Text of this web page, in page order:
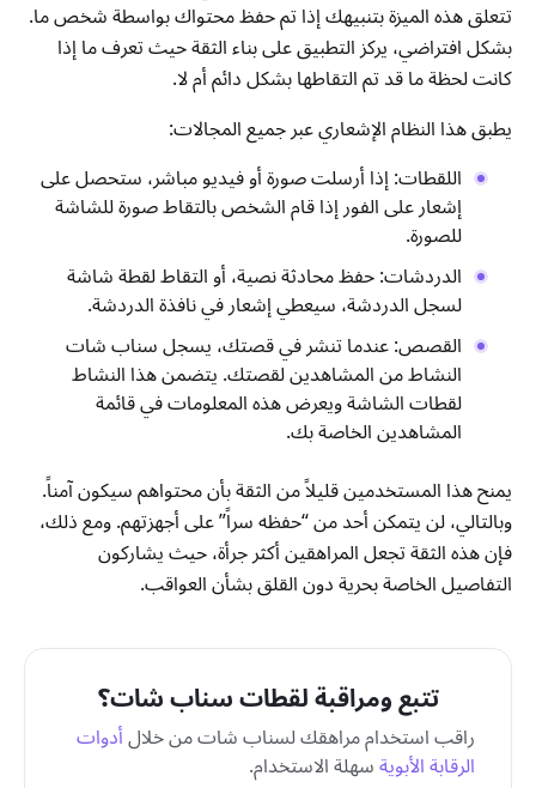
تتعلق هذه الميزة بتنبيهك إذا تم حفظ محتواك بواسطة شخص ما.
بشكل افتراضي، يركز التطبيق على بناء الثقة حيث تعرف ما إذا
كانت لحظة ما قد تم التقاطها بشكل دائم أم لا.
يطبق هذا النظام الإشعاري عبر جميع المجالات:
اللقطات: إذا أرسلت صورة أو فيديو مباشر، ستحصل على
إشعار على الفور إذا قام الشخص بالتقاط صورة للشاشة
للصورة.
الدردشات: حفظ محادثة نصية، أو التقاط لقطة شاشة
لسجل الدردشة، سيعطي إشعار في نافذة الدردشة.
القصص: عندما تنشر في قصتك، يسجل سناب شات
النشاط من المشاهدين لقصتك. يتضمن هذا النشاط
لقطات الشاشة ويعرض هذه المعلومات في قائمة
المشاهدين الخاصة بك.
يمنح هذا المستخدمين قليلاً من الثقة بأن محتواهم سيكون آمناً.
وبالتالي، لن يتمكن أحد من “حفظه سراً” على أجهزتهم. ومع ذلك،
فإن هذه الثقة تجعل المراهقين أكثر جرأة، حيث يشاركون
التفاصيل الخاصة بحرية دون القلق بشأن العواقب.
تتبع ومراقبة لقطات سناب شات؟
راقب استخدام مراهقك لسناب شات من خلالأدوات
الرقابة الأبويةسهلة الاستخدام.